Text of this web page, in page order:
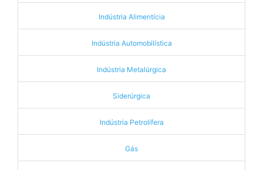
Indústria Alimentícia
Indústria Automobilística
Indústria Metalúrgica
Siderúrgica
Indústria Petrolífera
Gás